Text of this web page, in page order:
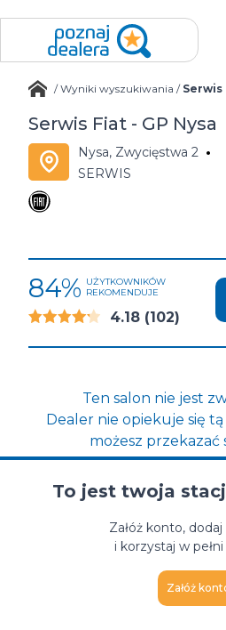
/Wyniki wyszukiwania / Serwis
Serwis Fiat - GP Nysa
Nysa, Zwycięstwa 2
SERWIS
84% UŻYTKOWNIKÓW
REKOMENDUJE
4.18 (102)
Ten salon nie jest
Dealer nie opiekuje się
możesz przekazać
To jest twoja
Załóż konto,
i korzystaj w
Załóż